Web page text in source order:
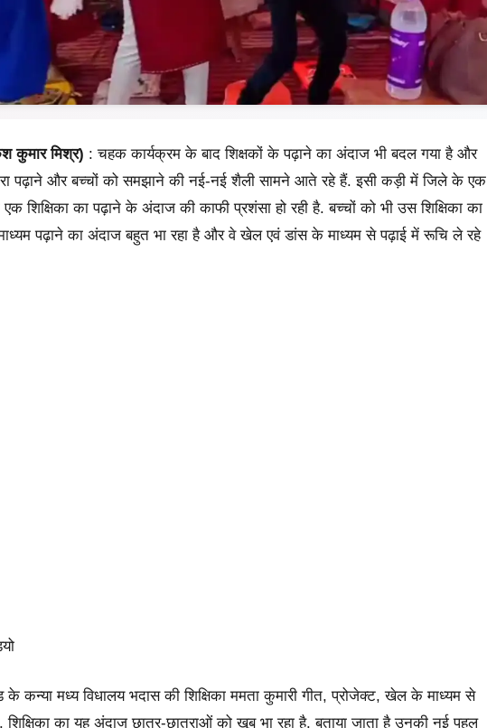
कुमार मिश्र) : चहक कार्यक्रम के बाद शिक्षकों के पढ़ाने का अंदाज भी बदल गया है और
पढ़ाने और बच्चों को समझाने की नई-नई शैली सामने आते रहे हैं. इसी कड़ी में जिले के एक
एक शिक्षिका का पढ़ाने के अंदाज की काफी प्रशंसा हो रही है. बच्चों को भी उस शिक्षिका का
पढ़ाने का अंदाज बहुत भा रहा है और वे खेल एवं डांस के माध्यम से पढ़ाई में रूचि ले रहे
कन्या मध्य विधालय भदास की शिक्षिका ममता कुमारी गीत, प्रोजेक्ट, खेल के माध्यम से
शिक्षिका का यह अंदाज छात्र-छात्राओं को खूब भा रहा है. बताया जाता है उनकी नई पहल